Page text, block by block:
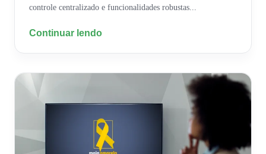
controle centralizado e funcionalidades robustas...
Continuar lendo